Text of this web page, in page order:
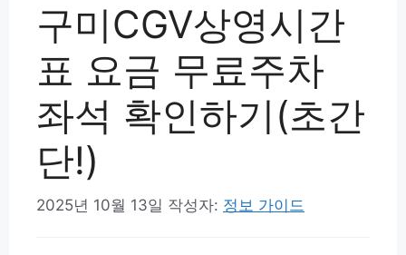
구미CGV상영시간
표 요금 무료주차
좌석 확인하기(초간
단!)
2025년 10월 13일 작성자: 정보 가이드